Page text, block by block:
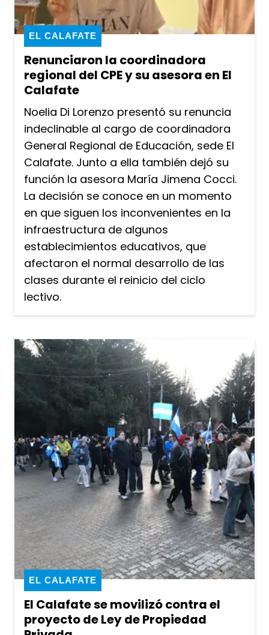
Renunciaron la coordinadora
regional del CPE y su asesora en El
Calafate
EL CALAFATE
Noelia Di Lorenzo presentó su renuncia
indeclinable al cargo de coordinadora
General Regional de Educación, sede El
Calafate. Junto a ella también dejó su
función la asesora María Jimena Cocci.
La decisión se conoce en un momento
en que siguen los inconvenientes en la
infraestructura de algunos
establecimientos educativos, que
afectaron el normal desarrollo de las
clases durante el reinicio del ciclo
lectivo.
El Calafate se movilizó contra el
proyecto de Ley de Propiedad
EL CALAFATE